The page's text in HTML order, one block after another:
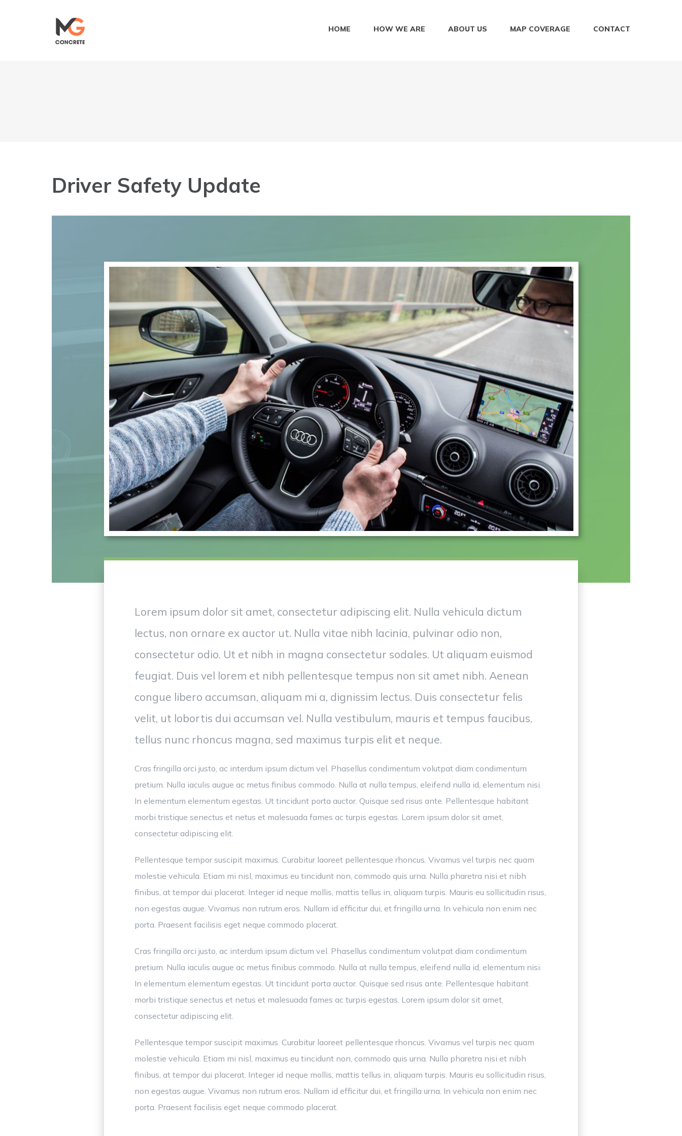
HOME HOW WE ARE ABOUT US MAP COVERAGE CONTACT
Driver Safety Update
Lorem ipsum dolor sit amet, consectetur adipiscing elit. Nulla vehicula dictum
lectus, non ornare ex auctor ut. Nulla vitae nibh lacinia, pulvinar odio non,
consectetur odio. Ut et nibh in magna consectetur sodales. Ut aliquam euismod
feugiat. Duis vel lorem et nibh pellentesque tempus non sit amet nibh. Aenean
congue libero accumsan, aliquam mi a, dignissim lectus. Duis consectetur felis
velit, ut lobortis dui accumsan vel. Nulla vestibulum, mauris et tempus faucibus,
tellus nunc rhoncus magna, sed maximus turpis elit et neque.
Cras fringilla orci justo, ac interdum ipsum dictum vel. Phasellus condimentum volutpat diam condimentum
pretium. Nulla iaculis augue ac metus finibus commodo. Nulla at nulla tempus, eleifend nulla id, elementum nisi.
In elementum elementum egestas. Ut tincidunt porta auctor. Quisque sed risus ante. Pellentesque habitant
morbi tristique senectus et netus et malesuada fames ac turpis egestas. Lorem ipsum dolor sit amet,
consectetur adipiscing elit.
Pellentesque tempor suscipit maximus. Curabitur laoreet pellentesque rhoncus. Vivamus vel turpis nec quam
molestie vehicula. Etiam mi nisl, maximus eu tincidunt non, commodo quis urna. Nulla pharetra nisi et nibh
finibus, at tempor dui placerat. Integer id neque mollis, mattis tellus in, aliquam turpis. Mauris eu sollicitudin risus,
non egestas augue. Vivamus non rutrum eros. Nullam id efficitur dui, et fringilla urna. In vehicula non enim nec
porta. Praesent facilisis eget neque commodo placerat.
Cras fringilla orci justo, ac interdum ipsum dictum vel. Phasellus condimentum volutpat diam condimentum
pretium. Nulla iaculis augue ac metus finibus commodo. Nulla at nulla tempus, eleifend nulla id, elementum nisi.
In elementum elementum egestas. Ut tincidunt porta auctor. Quisque sed risus ante. Pellentesque habitant
morbi tristique senectus et netus et malesuada fames ac turpis egestas. Lorem ipsum dolor sit amet,
consectetur adipiscing elit.
Pellentesque tempor suscipit maximus. Curabitur laoreet pellentesque rhoncus. Vivamus vel turpis nec quam
molestie vehicula. Etiam mi nisl, maximus eu tincidunt non, commodo quis urna. Nulla pharetra nisi et nibh
finibus, at tempor dui placerat. Integer id neque mollis, mattis tellus in, aliquam turpis. Mauris eu sollicitudin risus,
non egestas augue. Vivamus non rutrum eros. Nullam id efficitur dui, et fringilla urna. In vehicula non enim nec
porta. Praesent facilisis eget neque commodo placerat.